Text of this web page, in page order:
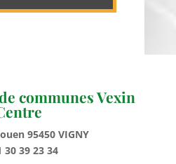
communes Vexin
95450 VIGNY
30 39 23 34